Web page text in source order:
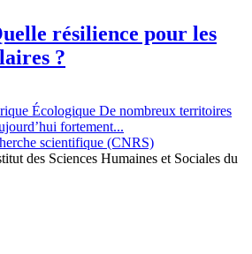
résilience pour les
?
Écologique De nombreux territoires
fortement...
des Sciences Humaines et Sociales du